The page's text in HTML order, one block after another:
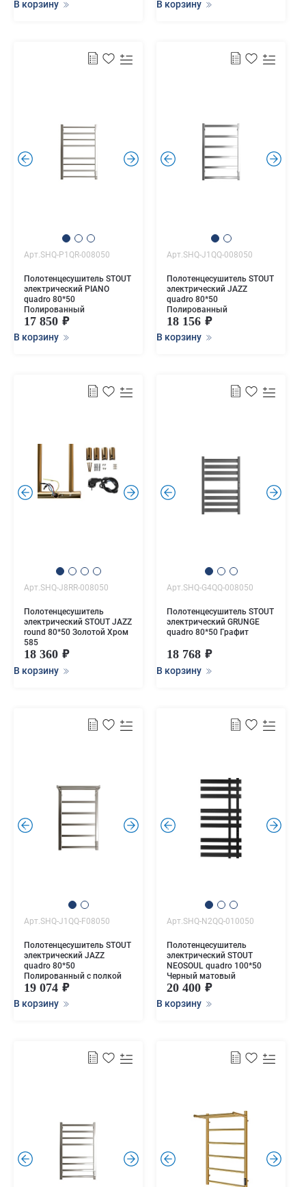
В корзину В корзину
. .
Арт.SHQ-P1QR-008050
Полотенцесушитель STOUT
электрический PIANO
quadro 80*50
Полированный
17 850
В корзину
. .
Арт.SHQ-J1QQ-008050
Полотенцесушитель STOUT
электрический JAZZ
quadro 80*50
Полированный
18 156
В корзину
. .
Арт.SHQ-J8RR-008050
Полотенцесушитель
электрический STOUT JAZZ
round 80*50 Золотой Хром
585
18 360
В корзину
. .
Арт.SHQ-G4QQ-008050
Полотенцесушитель STOUT
электрический GRUNGE
quadro 80*50 Графит
18 768
В корзину
. .
Арт.SHQ-J1QQ-F08050
Полотенцесушитель STOUT
электрический JAZZ
quadro 80*50
Полированный с полкой
19 074
В корзину
. .
Арт.SHQ-N2QQ-010050
Полотенцесушитель
электрический STOUT
NEOSOUL quadro 100*50
Черный матовый
20 400
В корзину
. . . .